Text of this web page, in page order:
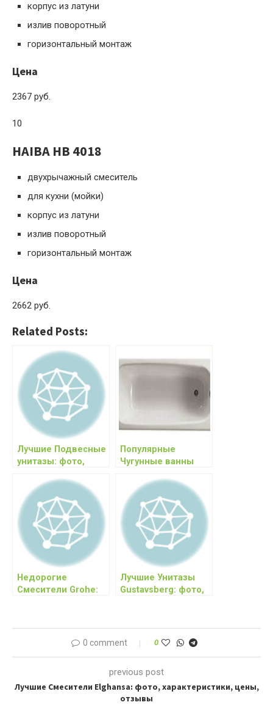
корпус из латуни
излив поворотный
горизонтальный монтаж
Цена
2367 руб.
10
HAIBA HB 4018
двухрычажный смеситель
для кухни (мойки)
корпус из латуни
излив поворотный
горизонтальный монтаж
Цена
2662 руб.
Related Posts:
Лучшие Подвесные
унитазы: фото,
цены
Популярные
Чугунные ванны
характеристики,
цены, отзывы
Недорогие
Смесители Grohe:
цены, отзывы
Лучшие Унитазы
Gustavsberg: фото,
0 comment 0
previous post
Лучшие Смесители Elghansa: фото, характеристики, цены,
отзывы